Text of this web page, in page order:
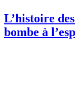
L’histoire
bombe à